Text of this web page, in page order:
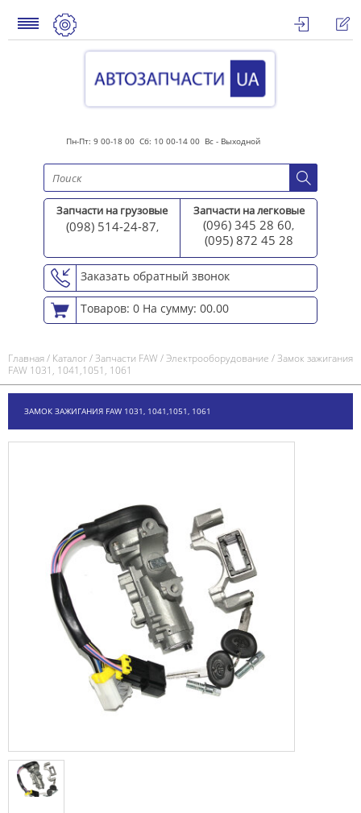
Пн-Пт: 9 00-18 00 Сб: 10 00-14 00 Вс - Выходной
Запчасти на грузовые
(098) 514-24-87,
Запчасти на легковые
(096) 345 28 60,
(095) 872 45 28
Заказать обратный звонок
Товаров: 0 На сумму: 00.00
Главная/ Каталог/Запчасти FAW/Электрооборудование /Замок зажигания
FAW 1031, 1041,1051, 1061
ЗАМОК ЗАЖИГАНИЯ FAW 1031, 1041,1051, 1061